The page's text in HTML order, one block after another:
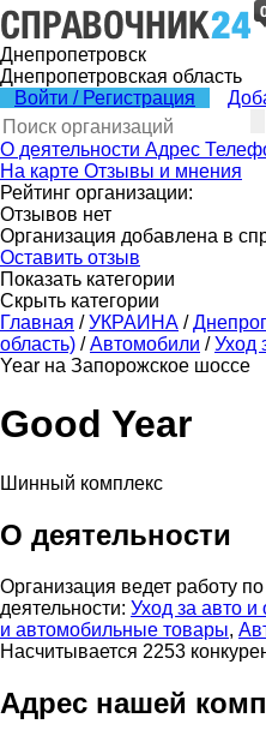
Днепропетровск
Днепропетровская область
Войти / Регистрация
О деятельности Адрес
На карте Отзывы и мнения
Рейтинг организации:
Отзывов нет
Организация добавлена в
Оставить отзыв
Показать категории
Скрыть категории
Главная / УКРАИНА /
область) / Автомобили / Уход
Year на Запорожское шоссе
Good Year
Шинный комплекс
О деятельности
Организация ведет работу
деятельности: Уход за авто
и автомобильные товары,
Насчитывается 2253
Адрес нашей